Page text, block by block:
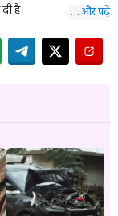
है।
… और पढ़ें